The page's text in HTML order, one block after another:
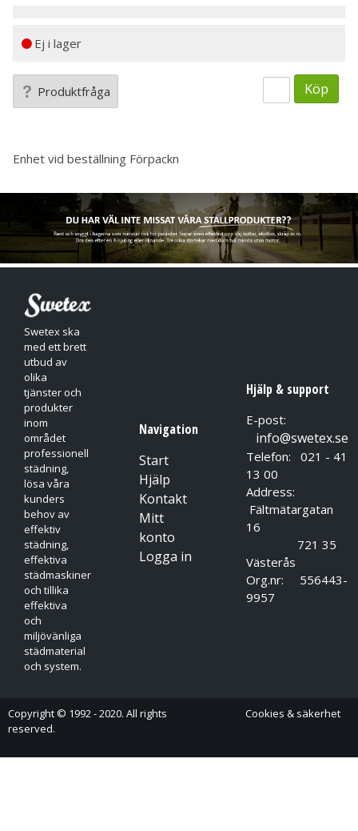
Ej i lager
Produktfråga Köp
Enhet vid beställning Förpackn
Swetex ska
med ett brett
utbud av
olika
tjänster och
produkter
inom
området
professionell
städning,
lösa våra
kunders
behov av
effektiv
städning,
effektiva
städmaskiner
och tillika
effektiva
och
miljövänliga
städmaterial
och system.
Navigation
Start
Hjälp
Kontakt
Mitt
konto
Logga in
Hjälp & support
E-post:
info@swetex.se
Telefon: 021 - 41
13 00
Address:
Fältmätargatan
16
721 35
Västerås
Org.nr: 556443-
9957
Copyright © 1992 - 2020. All rights
reserved.
Cookies & säkerhet